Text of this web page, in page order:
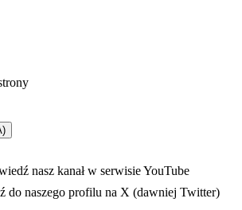
się w nowej karcie
- otwiera się w nowej karcie
nasz kanał w serwisie YouTube
nowej karcie
do naszego profilu na X (dawniej Twitter)